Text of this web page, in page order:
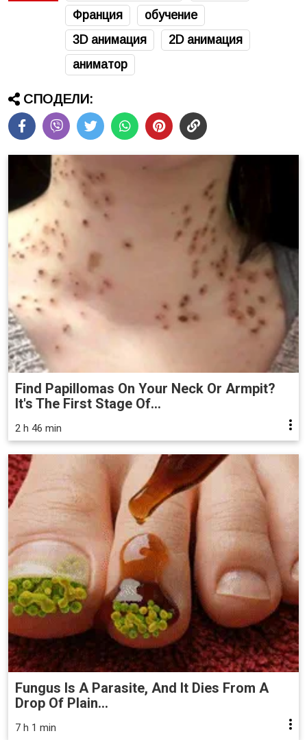
Франция
обучение
3D анимация
2D анимация
аниматор
СПОДЕЛИ:
Find Papillomas On Your Neck Or Armpit?
It's The First Stage Of...
2 h 46 min
Fungus Is A Parasite, And It Dies From A
Drop Of Plain...
7 h 1 min